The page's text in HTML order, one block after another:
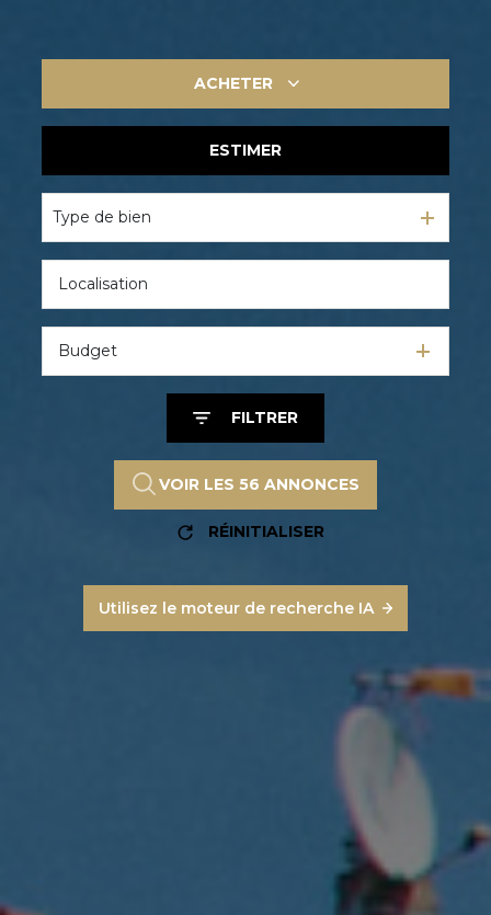
ACHETER
ESTIMER
Type de bien
Budget
FILTRER
VOIR LES 56 ANNONCES
RÉINITIALISER
Utilisez le moteur de recherche IA